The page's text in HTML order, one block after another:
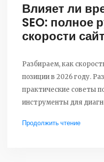
Влияет ли
SEO: полное
скорости
Разбираем, как
позиции в 2026 году.
практические советы
инструменты для
Продолжить чтение